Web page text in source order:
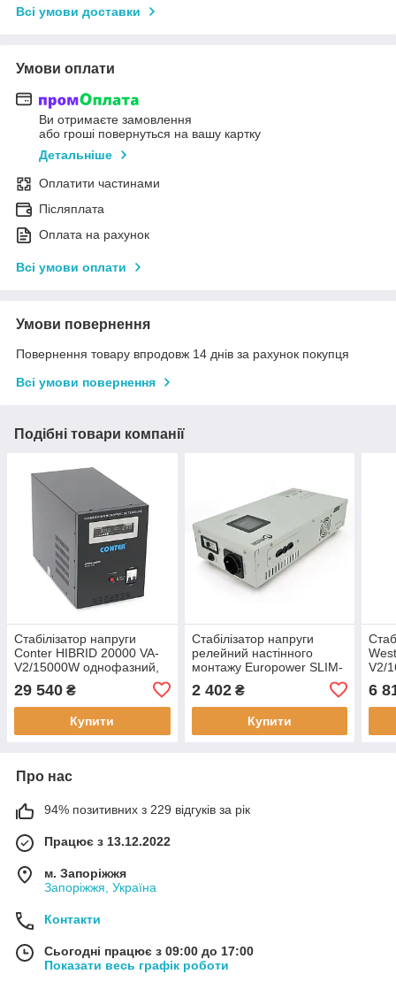
Всі умови доставки
Умови оплати
Ви отримаєте замовлення
або гроші повернуться на вашу картку
Детальніше
Оплатити частинами
Післяплата
Оплата на рахунок
Всі умови оплати
Умови повернення
Повернення товару впродовж 14 днів за рахунок покупця
Всі умови повернення
Подібні товари компанії
Стабілізатор напруги
Conter HIBRID 20000 VA-
V2/15000W однофазний,
сервопривод, підлогового
монтажу, LED-дисплей,
29 540 ₴
Купити
Стабілізатор напруги
релейний настінного
монтажу Europower SLIM-
700W, 140-270Vac,
SHUKO 2, Q1
2 402₴
Купити
V2/
6
Про нас
94% позитивних з 229 відгуків за рік
Працює з 13.12.2022
м. Запоріжжя
Запоріжжя, Україна
Контакти
Сьогодні працює з 09:00 до 17:00
Показати весь графік роботи